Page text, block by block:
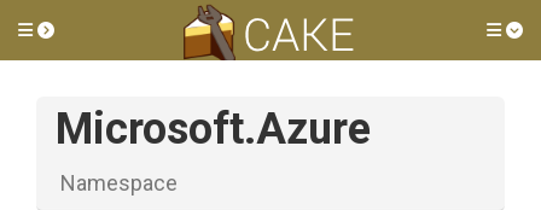
Toggle side menu
Microsoft.Azure
Namespace